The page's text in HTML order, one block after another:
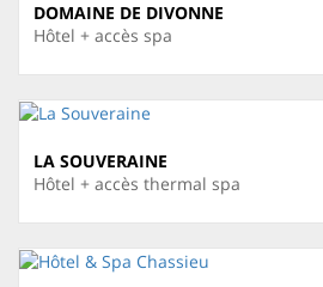
DOMAINE DE DIVONNE
Hôtel + accès spa
LA SOUVERAINE
Hôtel + accès thermal spa